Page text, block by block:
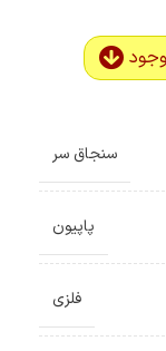
سنجاق سر
پاپیون
فلزی